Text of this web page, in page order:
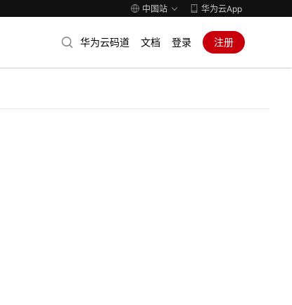
中国站 华为云App
华为云码道 文档 登录 注册